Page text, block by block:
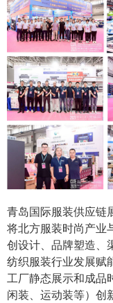
青岛国际服装供应链
将北方服装时尚产业
创设计、品牌塑造、
纺织服装行业发展赋
工厂静态展示和成品
闲装、运动装等）创